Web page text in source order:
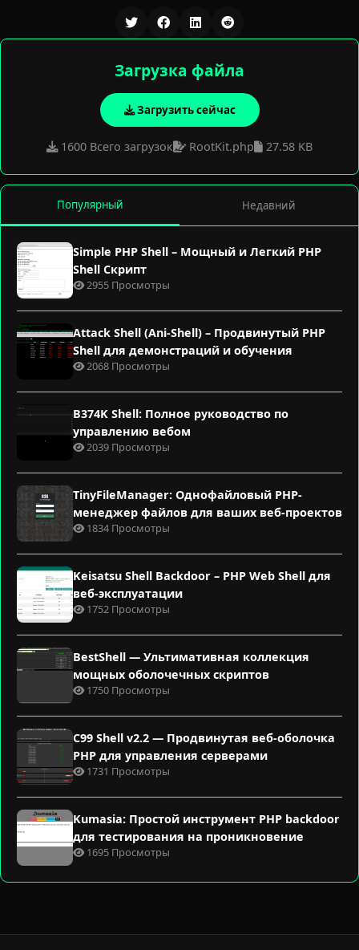
Загрузка файла
Загрузить сейчас
1600 Всего загрузок RootKit.php 27.58 KB
Популярный Недавний
Simple PHP Shell – Мощный и Легкий PHP
Shell Скрипт
2955 Просмотры
Attack Shell (Ani-Shell) – Продвинутый PHP
Shell для демонстраций и обучения
2068 Просмотры
B374K Shell: Полное руководство по
управлению вебом
2039 Просмотры
TinyFileManager: Однофайловый PHP-
менеджер файлов для ваших веб-проектов
1834 Просмотры
Keisatsu Shell Backdoor – PHP Web Shell для
веб-эксплуатации
1752 Просмотры
BestShell — Ультимативная коллекция
мощных оболочечных скриптов
1750 Просмотры
C99 Shell v2.2 — Продвинутая веб-оболочка
PHP для управления серверами
1731 Просмотры
Kumasia: Простой инструмент PHP backdoor
для тестирования на проникновение
1695 Просмотры